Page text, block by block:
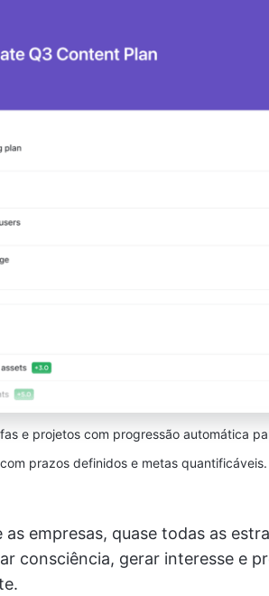
e projetos com progressão automática
prazos definidos e metas quantificáveis.
empresas, quase todas as
consciência, gerar interesse e